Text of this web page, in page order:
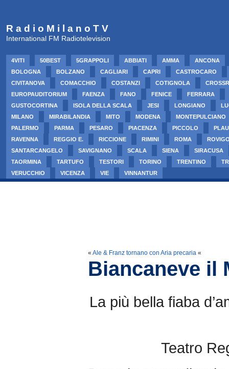
R a d i o M i l a n o T V
International FM Radiotelevision
4VITI 50BEST 5GRAPPOLI ABBIATI AMMA
ANCONA
BOLOGNA
BOLZANO CAGLIARI CAPRI
CASTROCARO
CIVITANOVA
COMACCHIO COSTANZI COTIGNOLA
EUROPAUDITORIUM
FAENZA FANO FENICE
FERRARA
GUSTOCORTINA
ISOLA DELLA SCALA JESI LONGIANO
MILANO
MIRABILANDIA MITO MODENA
MONTEPULCIANO
PALERMO
PARMA PESARO PIACENZA PICCOLO
RAVENNA
REGGIO E. RICCIONE RIMINI ROMA
SANTARCANGELO
SAVIGNANO SCALA SIENA
SIRACUSA
TAORMINA
TARTUFO TESTORI TORINO TRENTINO
VERUCCHIO
VICENZA VIE VINNANTUR
« Ale & Franz tornano con Aria precaria «
Biancaneve il
La più bella fiaba
Teatro